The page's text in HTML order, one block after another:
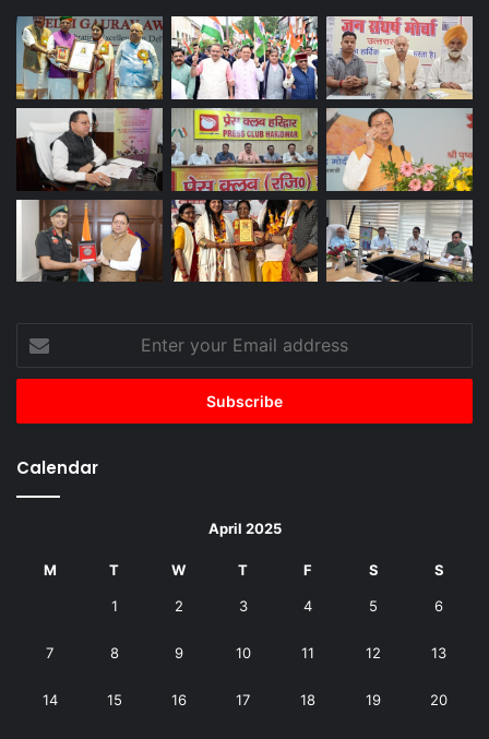
your
Email
Calendar
April 2025
M T W T F S S
1 2 3 4 5 6
7 8 9 10 11 12 13
14 15 16 17 18 19 20